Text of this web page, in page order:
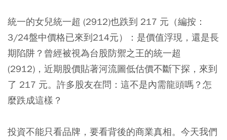
統一的女兒統一超 (2912)也跌到 217 元（編按：
3/24盤中價格已來到214元）：是價值浮現，還是長
期陷阱？曾經被視為台股防禦之王的統一超
(2912)，近期股價貼著河流圖低估價不斷下探，來到
了 217 元。許多股友在問：這不是內需龍頭嗎？怎
麼跌成這樣？
投資不能只看品牌，要看背後的商業真相。今天我們